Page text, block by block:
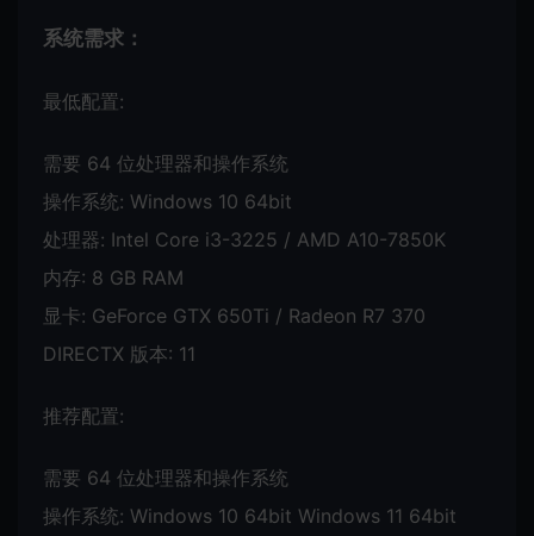
系统需求：
最低配置:
需要 64 位处理器和操作系统
操作系统: Windows 10 64bit
处理器: Intel Core i3-3225 / AMD A10-7850K
内存: 8 GB RAM
显卡: GeForce GTX 650Ti / Radeon R7 370
DIRECTX 版本: 11
推荐配置:
需要 64 位处理器和操作系统
操作系统: Windows 10 64bit Windows 11 64bit